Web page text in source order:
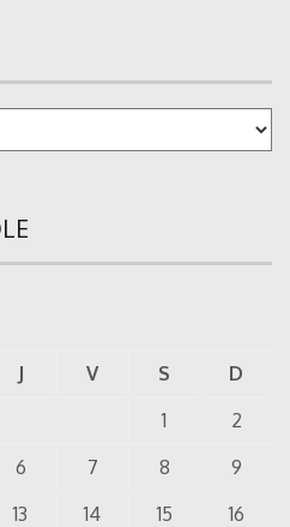
J V S
D
1
2
6 7 8
9
13 14 15
16